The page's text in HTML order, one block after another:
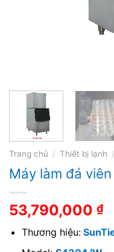
Trang chủ / Thiết bị lạnh /
Máy làm đá
53,790,000 ₫
Thương hiệu: